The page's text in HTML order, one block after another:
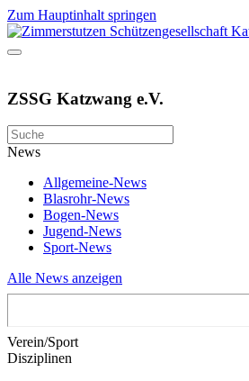
Zum Hauptinhalt springen
ZSSG Katzwang e.V.
News
Allgemeine-News
Blasrohr-News
Bogen-News
Jugend-News
Sport-News
Alle News anzeigen
Verein/Sport
Disziplinen